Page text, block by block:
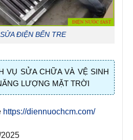
ĐIỆN BẾN TRE
VỤ SỬA CHỮA VÀ VỆ SINH
LƯỢNG MẶT TRỜI
https://diennuochcm.com/